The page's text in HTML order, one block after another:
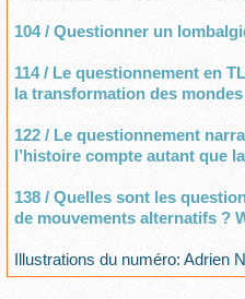
104 / Questionner un
114 / Le questionnement en
la transformation des
122 / Le questionnement
l’histoire compte autant que
138 / Quelles sont les
de mouvements alternatifs ?
Illustrations du numéro: Adrien